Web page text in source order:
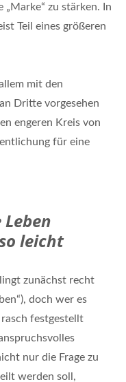
zu stärken. In
Teil eines größeren
mit den
Dritte vorgesehen
engeren Kreis von
für eine
Leben
leicht
zunächst recht
doch wer es
festgestellt
nur die Frage zu
werden soll,